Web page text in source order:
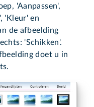
'Aanpassen',
'Kleur' en
de afbeelding
'Schikken'.
doet u in